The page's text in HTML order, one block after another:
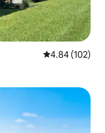
औसत रेटिंग 5 में से
4.84 (102)